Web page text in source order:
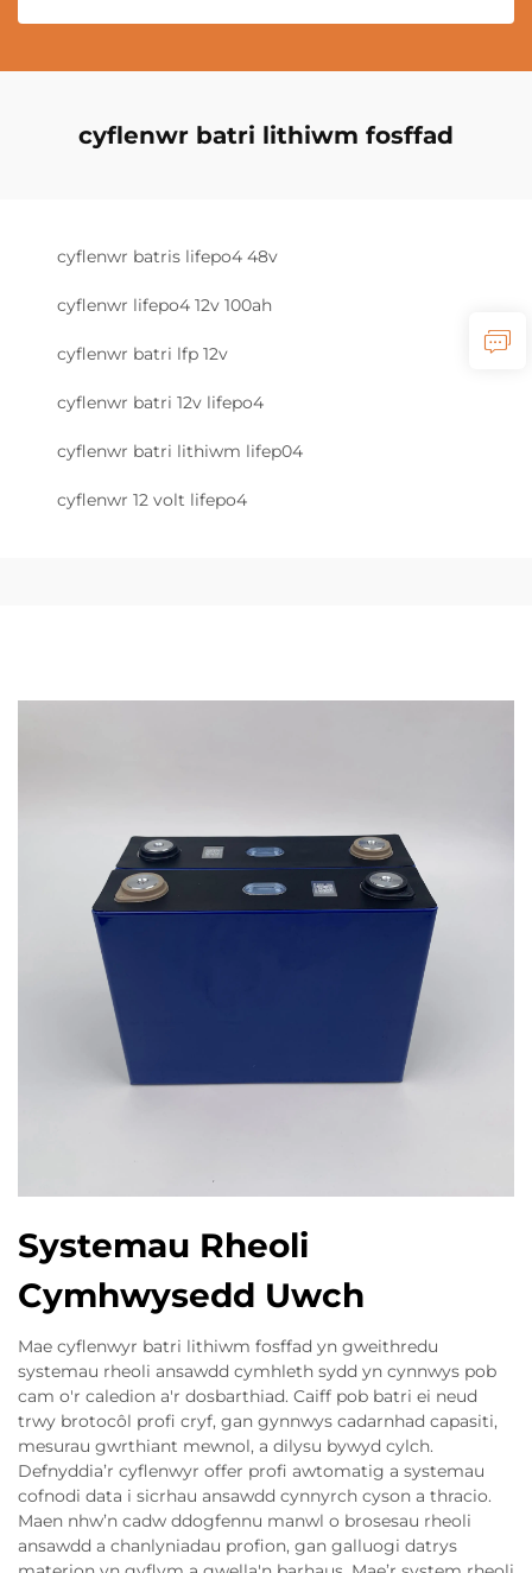
cyflenwr batri lithiwm fosffad
cyflenwr batris lifepo4 48v
cyflenwr lifepo4 12v 100ah
cyflenwr batri lfp 12v
cyflenwr batri 12v lifepo4
cyflenwr batri lithiwm lifep04
cyflenwr 12 volt lifepo4
Systemau Rheoli
Cymhwysedd Uwch
Mae cyflenwyr batri lithiwm fosffad yn gweithredu
systemau rheoli ansawdd cymhleth sydd yn cynnwys pob
cam o'r caledion a'r dosbarthiad. Caiff pob batri ei neud
trwy brotocôl profi cryf, gan gynnwys cadarnhad capasiti,
mesurau gwrthiant mewnol, a dilysu bywyd cylch.
Defnyddia’r cyflenwyr offer profi awtomatig a systemau
cofnodi data i sicrhau ansawdd cynnyrch cyson a thracio.
Maen nhw’n cadw ddogfennu manwl o brosesau rheoli
ansawdd a chanlyniadau profion, gan galluogi datrys